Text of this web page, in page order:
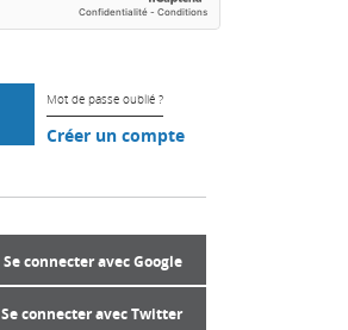
Mot de passe oublié ?
Créer un compte
Se connecter avec Google
Se connecter avec Twitter